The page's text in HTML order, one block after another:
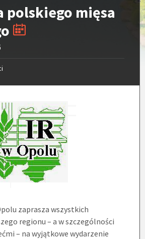
polskiego mięsa
zaprasza wszystkich
regionu – a w szczególności
– na wyjątkowe wydarzenie